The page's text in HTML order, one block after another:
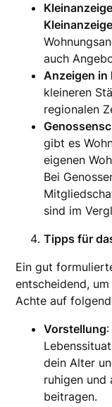
auch
Anzeigen in
kleineren
regionalen
gibt es
eigenen
Bei
sind im
Tipps für
Ein gut
entscheidend,
Achte auf
Vorstellung
dein Alter
ruhigen und
beitragen.